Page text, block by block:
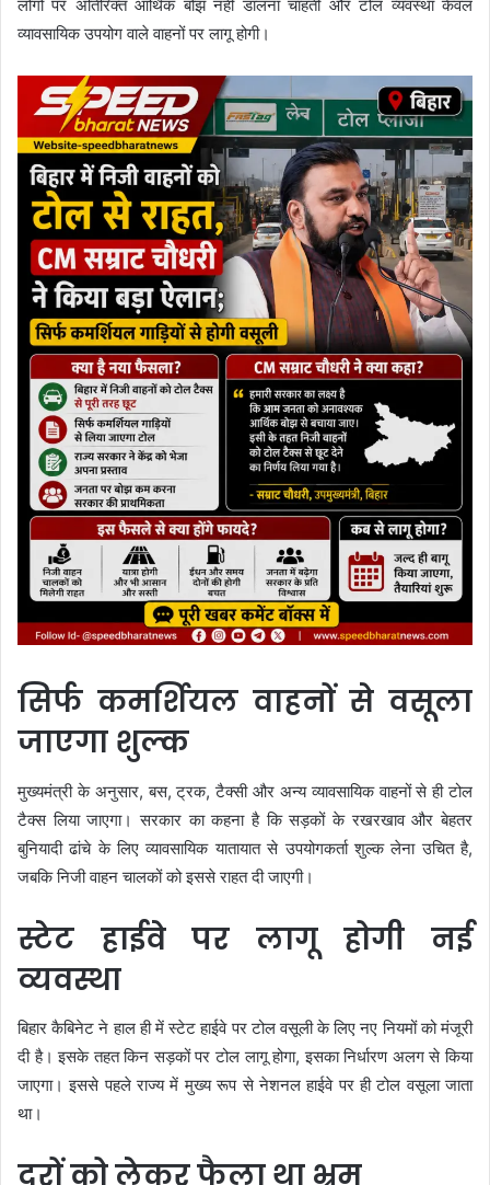
लोगों पर अतिरिक्त आर्थिक बोझ नहीं डालना चाहती और टोल व्यवस्था केवल
व्यावसायिक उपयोग वाले वाहनों पर लागू होगी।
सिर्फ कमर्शियल वाहनों से वसूला
जाएगा शुल्क
मुख्यमंत्री के अनुसार, बस, ट्रक, टैक्सी और अन्य व्यावसायिक वाहनों से ही टोल
टैक्स लिया जाएगा। सरकार का कहना है कि सड़कों के रखरखाव और बेहतर
बुनियादी ढांचे के लिए व्यावसायिक यातायात से उपयोगकर्ता शुल्क लेना उचित है,
जबकि निजी वाहन चालकों को इससे राहत दी जाएगी।
स्टेट हाईवे पर लागू होगी नई
व्यवस्था
बिहार कैबिनेट ने हाल ही में स्टेट हाईवे पर टोल वसूली के लिए नए नियमों को मंजूरी
दी है। इसके तहत किन सड़कों पर टोल लागू होगा, इसका निर्धारण अलग से किया
जाएगा। इससे पहले राज्य में मुख्य रूप से नेशनल हाईवे पर ही टोल वसूला जाता
था।
दरों को लेकर फैला था भ्रम